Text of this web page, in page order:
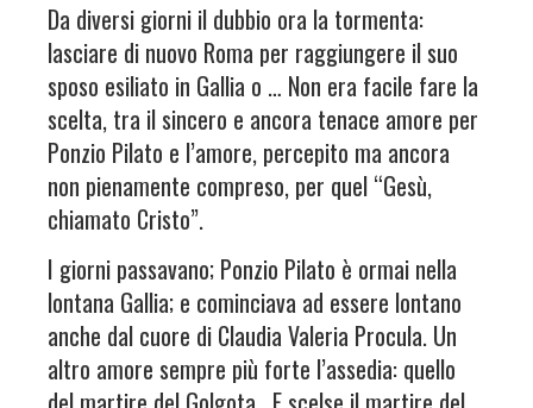
Da diversi giorni il dubbio ora la tormenta:
lasciare di nuovo Roma per raggiungere il suo
sposo esiliato in Gallia o … Non era facile fare la
scelta, tra il sincero e ancora tenace amore per
Ponzio Pilato e l’amore, percepito ma ancora
non pienamente compreso, per quel “Gesù,
chiamato Cristo”.
I giorni passavano; Ponzio Pilato è ormai nella
lontana Gallia; e cominciava ad essere lontano
anche dal cuore di Claudia Valeria Procula. Un
altro amore sempre più forte l’assedia: quello